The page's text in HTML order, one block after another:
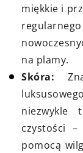
miękkie i
na plamy.
Skóra:
niezwykle
czystości
pomocą